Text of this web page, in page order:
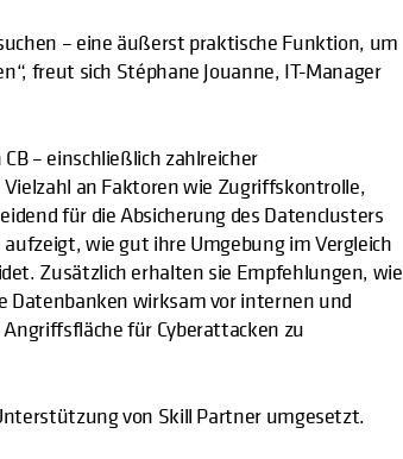
– eine äußerst praktische Funktion, um
freut sich Stéphane Jouanne, IT-Manager
– einschließlich zahlreicher
an Faktoren wie Zugriffskontrolle,
für die Absicherung des Datenclusters
wie gut ihre Umgebung im Vergleich
Zusätzlich erhalten sie Empfehlungen, wie
Datenbanken wirksam vor internen und
für Cyberattacken zu
von Skill Partner umgesetzt.